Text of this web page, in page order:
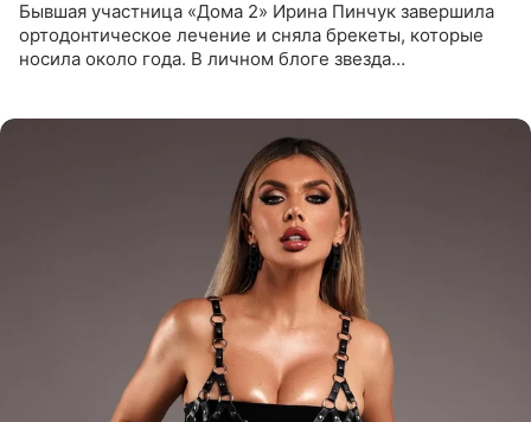
Бывшая участница «Дома 2» Ирина Пинчук завершила
ортодонтическое лечение и сняла брекеты, которые
носила около года. В личном блоге звезда